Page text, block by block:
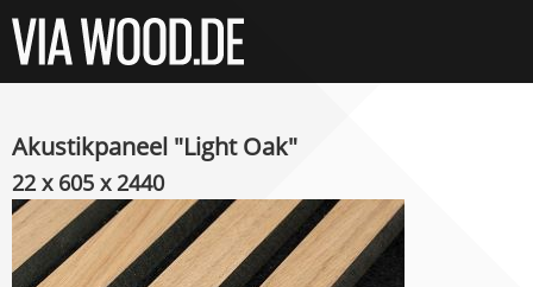
Akustikpaneel "Light Oak"
22 x 605 x 2440